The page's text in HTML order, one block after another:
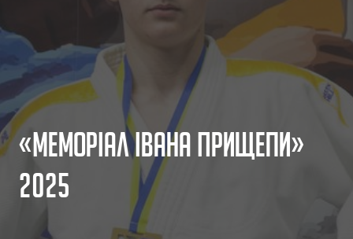
«М емор алІ ван а ри ще и»
2025